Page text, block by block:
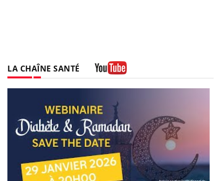
LA CHAÎNE SANTÉ